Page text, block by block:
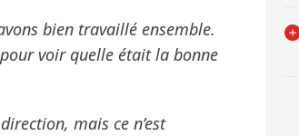
bien travaillé ensemble.
voir quelle était la bonne
mais ce n’est